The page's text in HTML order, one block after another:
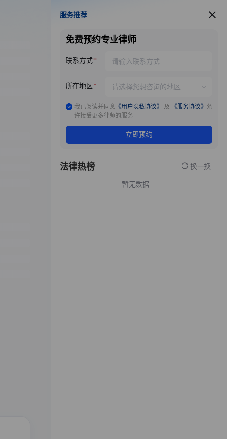
服务推荐
服务推荐
免费预约专业律师
联系方式
所在地区
我已阅读并同意 《用户隐私协议》 及 《服务协议》 允
许接受更多律师的服务
立即预约
法律热榜 换一换
暂无数据